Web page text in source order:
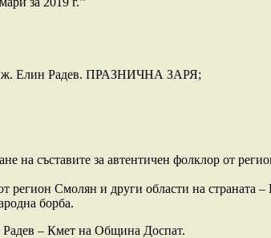
Елин Радев. ПРАЗНИЧНА ЗАРЯ;
на съставите за автентичен фолклор от
регион Смолян и други области на страната
борба.
– Кмет на Община Доспат.